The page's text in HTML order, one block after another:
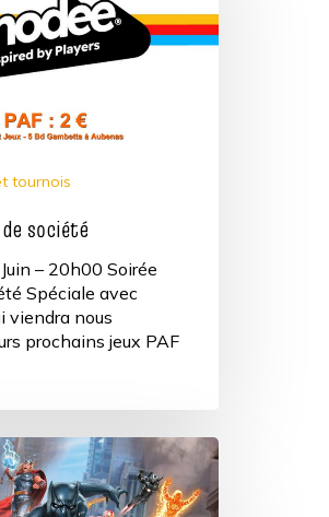
tournois
société
– 20h00 Soirée
Spéciale avec
viendra nous
prochains jeux PAF